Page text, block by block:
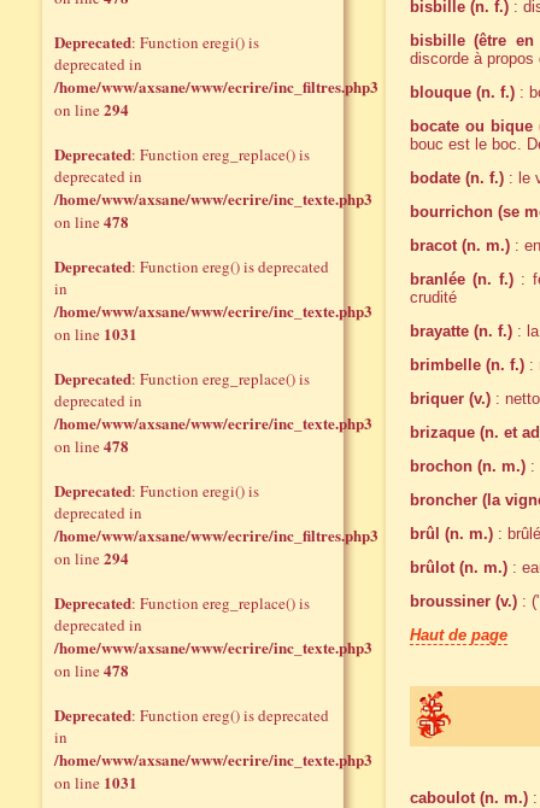
bisbille (n. f.) :
bisbille (être en
discorde à propos
blouque (n. f.) :
bocate ou bique
bouc est le boc.
bodate (n. f.) : le
bourrichon (se
bracot (n. m.) :
branlée (n. f.) :
crudité
brayatte (n. f.) :
brimbelle (n. f.) :
briquer (v.) :
brizaque (n. et
brochon (n. m.) :
broncher (la
brûl (n. m.) :
brûlot (n. m.) :
broussiner (v.) :
Haut de page
caboulot (n. m.)
Deprecated: Function eregi() is
deprecated in
/home/www/axsane/www/ecrire/inc_filtres.php3
on line294
Deprecated: Function ereg_replace() is
deprecated in
/home/www/axsane/www/ecrire/inc_texte.php3
on line478
Deprecated: Function ereg() is deprecated
in
/home/www/axsane/www/ecrire/inc_texte.php3
on line 1031
Deprecated: Function ereg_replace() is
deprecated in
/home/www/axsane/www/ecrire/inc_texte.php3
on line478
Deprecated: Function eregi() is
deprecated in
/home/www/axsane/www/ecrire/inc_filtres.php3
on line294
Deprecated: Function ereg_replace() is
deprecated in
/home/www/axsane/www/ecrire/inc_texte.php3
on line478
Deprecated: Function ereg() is deprecated
in
/home/www/axsane/www/ecrire/inc_texte.php3
on line 1031